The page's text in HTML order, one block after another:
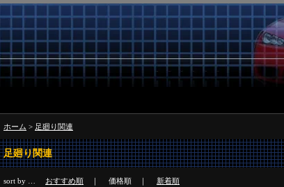
ホーム > 足廻り関連
足廻り関連
sort by … おすすめ順 ｜ 価格順 ｜ 新着順